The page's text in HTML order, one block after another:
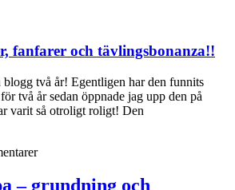
fanfarer och tävlingsbonanza!!
två år! Egentligen har den funnits
två år sedan öppnade jag upp den på
varit så otroligt roligt! Den
– grundning och